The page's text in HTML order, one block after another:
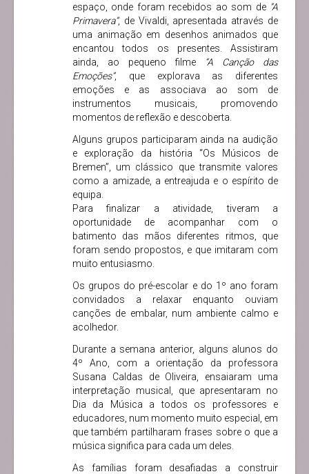
espaço, onde foram recebidos ao som de “A
Primavera”, de Vivaldi, apresentada através de
uma animação em desenhos animados que
encantou todos os presentes. Assistiram
ainda, ao pequeno filme
“A Canção das
Emoções”, que explorava as diferentes
emoções e as associava ao som de
instrumentos musicais, promovendo
momentos de reflexão e descoberta.
Alguns grupos participaram ainda na audição
e exploração da história “Os Músicos de
Bremen”, um clássico que transmite valores
como a amizade, a entreajuda e o espírito de
equipa.
Para finalizar a atividade, tiveram a
oportunidade de acompanhar com o
batimento das mãos diferentes ritmos, que
foram sendo propostos, e que imitaram com
muito entusiasmo.
Os grupos do pré-escolar e do 1º ano foram
convidados a relaxar enquanto ouviam
canções de embalar, num ambiente calmo e
acolhedor.
Durante a semana anterior, alguns alunos do
4º Ano, com a orientação da professora
Susana Caldas de Oliveira, ensaiaram uma
interpretação musical, que apresentaram no
Dia da Música a todos os professores e
educadores, num momento muito especial, em
que também partilharam frases sobre o que a
música significa para cada um deles.
As famílias foram desafiadas a construir